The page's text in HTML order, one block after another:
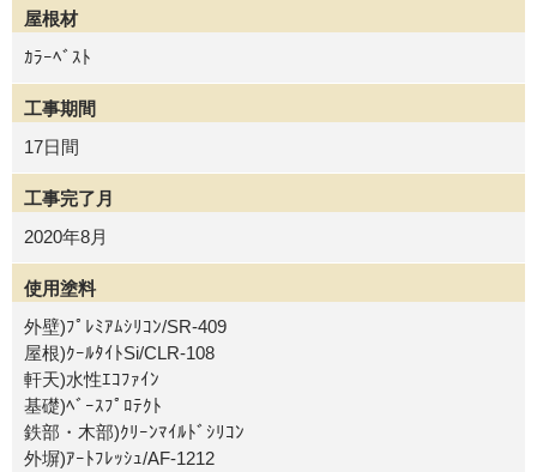
屋根材
ｶﾗｰﾍﾞｽﾄ
工事期間
17日間
工事完了月
2020年8月
使用塗料
外壁)ﾌﾟﾚﾐｱﾑｼﾘｺﾝ/SR-409
屋根)ｸｰﾙﾀｲﾄSi/CLR-108
軒天)水性ｴｺﾌｧｲﾝ
基礎)ﾍﾞｰｽﾌﾟﾛﾃｸﾄ
鉄部・木部)ｸﾘｰﾝﾏｲﾙﾄﾞｼﾘｺﾝ
外塀)ｱｰﾄﾌﾚｯｼｭ/AF-1212